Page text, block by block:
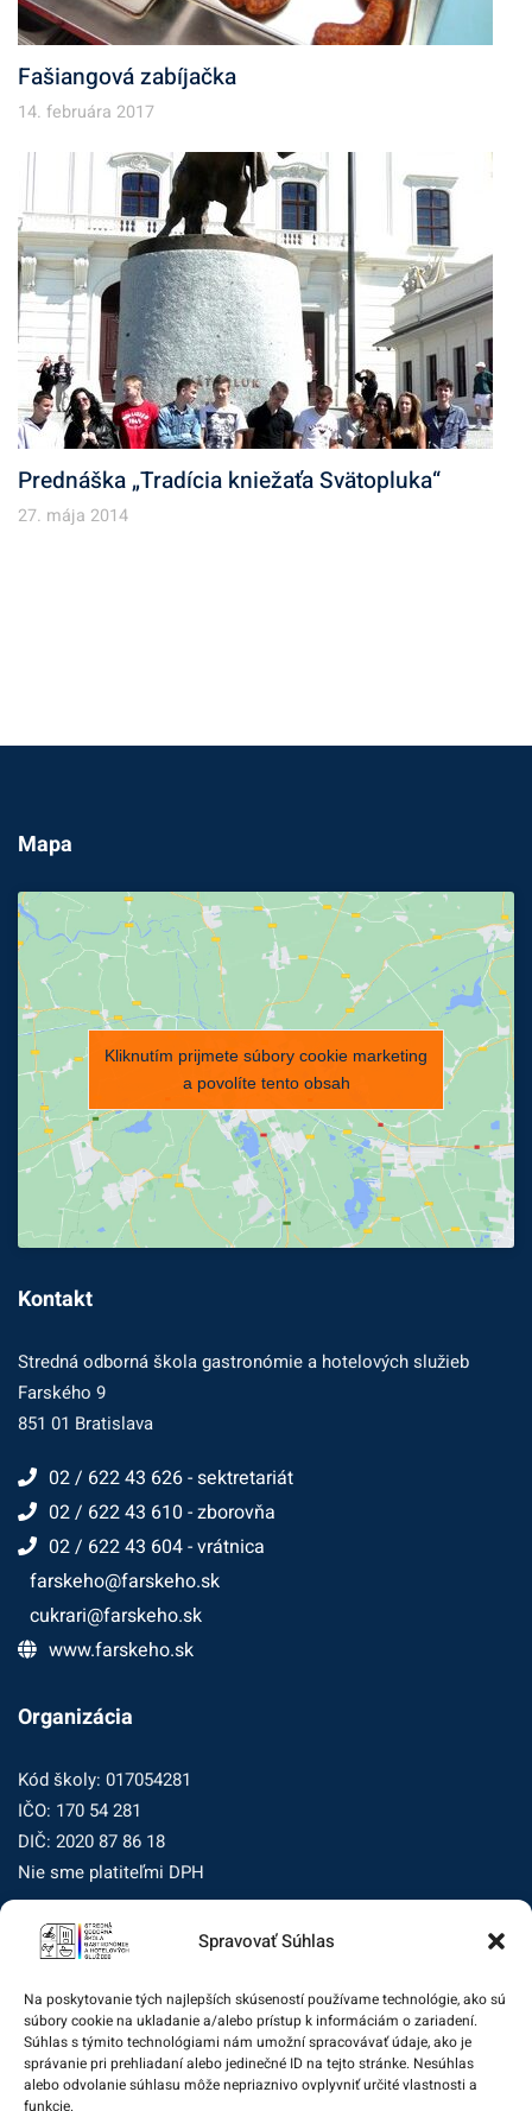
Spravovať Súhlas
Na poskytovanie tých najlepších skúseností používame technológie, ako sú
súbory cookie na ukladanie a/alebo prístup k informáciám o zariadení.
Súhlas s týmito technológiami nám umožní spracovávať údaje, ako je
správanie pri prehliadaní alebo jedinečné ID na tejto stránke. Nesúhlas
alebo odvolanie súhlasu môže nepriaznivo ovplyvniť určité vlastnosti a
funkcie.
Fašiangová zabíjačka
14. februára 2017
Prednáška „Tradícia kniežaťa Svätopluka“
27. mája 2014
Mapa
Kliknutím prijmete súbory cookie marketing
a povolíte tento obsah
Kontakt
Stredná odborná škola gastronómie a hotelových služieb
Farského 9
851 01 Bratislava
02 / 622 43 626 - sektretariát
02 / 622 43 610 - zborovňa
02 / 622 43 604 - vrátnica
farskeho@farskeho.sk
cukrari@farskeho.sk
www.farskeho.sk
Organizácia
Kód školy: 017054281
IČO: 170 54 281
DIČ: 2020 87 86 18
Nie sme platiteľmi DPH
Zásady ochrany osobných údajov
Dohľad nad ochranou osobných údajov
Žiadosť dotknutej osoby na uplatnenie jej práv